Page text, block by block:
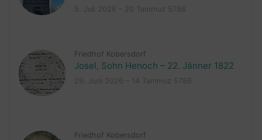
Friedhof Kobersdorf
Josel, Sohn Henoch – 22. Jänner 1822
Friedhof Kobersdorf